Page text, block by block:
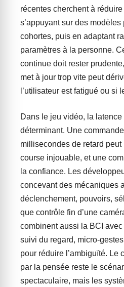
récentes cherchent à
s’appuyant sur des
cohortes, puis en adaptant
paramètres à la personne.
continue doit rester
met à jour trop vite peut
l’utilisateur est fatigué ou si
Dans le jeu vidéo, la latence
déterminant. Une
millisecondes de retard
course injouable, et une
la confiance. Les
concevant des mécaniques
déclenchement, pouvoirs,
que contrôle fin d’une
combinent aussi la BCI avec
suivi du regard, micro-
pour réduire l’ambiguïté. Le
par la pensée reste le
spectaculaire, mais les